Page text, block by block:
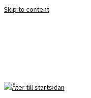
Skip to content